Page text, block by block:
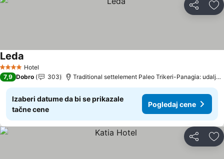
Deli
4 ZvezdiceHotel
Leda
7,9 Dobro 303 Traditional settelement Paleo Trikeri-Panagia: udaljenost 12.4 km
Izaberi datume da bi se prikazale
tačne cene
Pogledaj cene
Deli